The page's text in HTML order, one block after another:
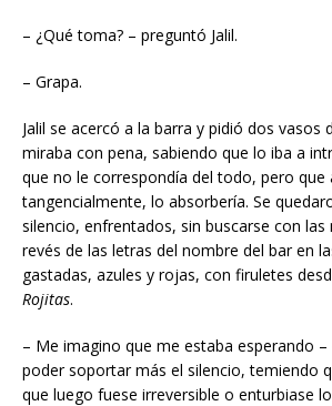
– ¿Qué toma? – preguntó Jalil.
– Grapa.
Jalil se acercó a la barra y pidió dos vasos
miraba con pena, sabiendo que lo iba a
que no le correspondía del todo, pero que
tangencialmente, lo absorbería. Se
silencio, enfrentados, sin buscarse con las
revés de las letras del nombre del bar en
gastadas, azules y rojas, con firuletes
Rojitas.
– Me imagino que me estaba esperando –
poder soportar más el silencio, temiendo
que luego fuese irreversible o enturbiase